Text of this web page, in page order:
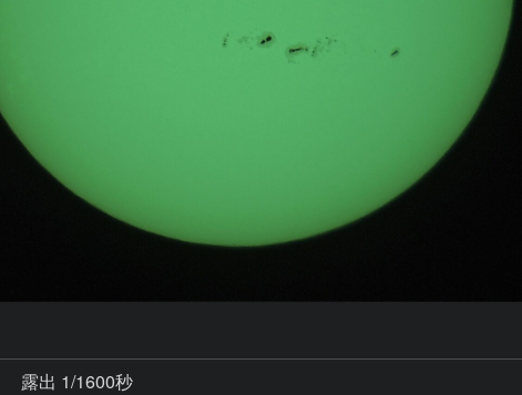
露出 1/1600秒